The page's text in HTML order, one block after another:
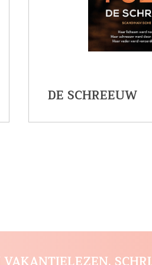
DE SCHREEUW